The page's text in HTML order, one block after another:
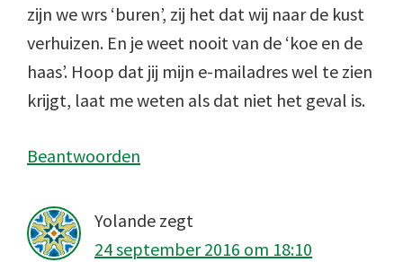
zijn we wrs ‘buren’, zij het dat wij naar de kust
verhuizen. En je weet nooit van de ‘koe en de
haas’. Hoop dat jij mijn e-mailadres wel te zien
krijgt, laat me weten als dat niet het geval is.
Beantwoorden
Yolande zegt
24 september 2016 om 18:10